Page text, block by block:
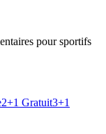
pour sportifs
2+1 Gratuit3+1